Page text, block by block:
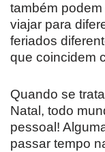
também
viajar para
feriados
que coincidem
Quando se
Natal, todo
pessoal!
passar tempo